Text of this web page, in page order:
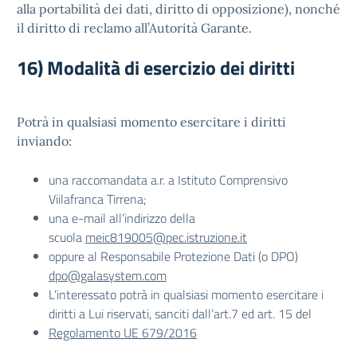
alla portabilità dei dati, diritto di opposizione), nonché
il diritto di reclamo all’Autorità Garante.
16) Modalità di esercizio dei diritti
Potrà in qualsiasi momento esercitare i diritti
inviando:
una raccomandata a.r. a Istituto Comprensivo
Viilafranca Tirrena;
una e-mail all’indirizzo della
scuola meic819005@pec.istruzione.it
oppure al Responsabile Protezione Dati (o DPO)
dpo@galasystem.com
L’interessato potrà in qualsiasi momento esercitare i
diritti a Lui riservati, sanciti dall’art.7 ed art. 15 del
Regolamento UE 679/2016